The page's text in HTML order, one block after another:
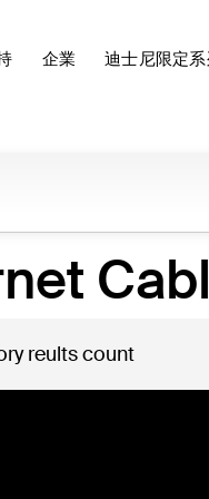
企業 迪士尼限定系
reults count